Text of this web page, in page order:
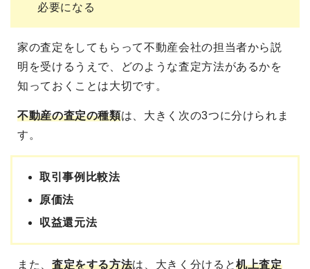
必要になる
家の査定をしてもらって不動産会社の担当者から説
明を受けるうえで、どのような査定方法があるかを
知っておくことは大切です。
不動産の査定の種類は、大きく次の3つに分けられま
す。
取引事例比較法
原価法
収益還元法
また、 査定をする方法は、大きく分けると机上査定